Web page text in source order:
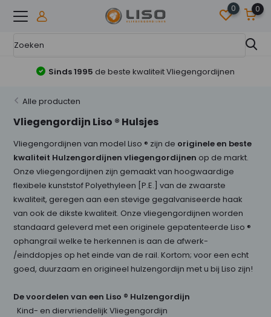
0 0
Sinds 1995 de beste kwaliteit Vliegengordijnen
Alle producten
Vliegengordijn Liso ® Hulsjes
Vliegengordijnen van model Liso ® zijn de originele en beste
kwaliteit Hulzengordijnen vliegengordijnen op de markt.
Onze vliegengordijnen zijn gemaakt van hoogwaardige
flexibele kunststof Polyethyleen [P.E.] van de zwaarste
kwaliteit, geregen aan een stevige gegalvaniseerde haak
van ook de dikste kwaliteit. Onze vliegengordijnen worden
standaard geleverd met een originele gepatenteerde Liso ®
ophangrail welke te herkennen is aan de afwerk-
/einddopjes op het einde van de rail. Kortom; voor een echt
goed, duurzaam en origineel hulzengordijn met u bij Liso zijn!
De voordelen van een Liso ® Hulzengordijn
Kind- en diervriendelijk Vliegengordijn